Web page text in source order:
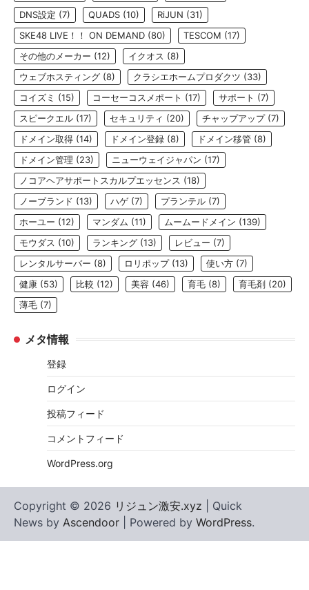
DNS設定 (7) QUADS (10) RiJUN (31)
SKE48 LIVE！！ ON DEMAND (80) TESCOM (17)
その他のメーカー (12) イクオス (8)
ウェブホスティング (8) クラシエホームプロダクツ (33)
コイズミ (15) コーセーコスメポート (17) サポート (7)
スピークエル (17) セキュリティ (20) チャップアップ(7)
ドメイン取得 (14) ドメイン登録 (8) ドメイン移管 (8)
ドメイン管理 (23) ニューウェイジャパン (17)
ノコアヘアサポートスカルプエッセンス (18)
ノーブランド (13) ハゲ (7) プランテル (7)
ホーユー (12) マンダム (11) ムームードメイン (139)
モウダス (10) ランキング (13) レビュー (7)
レンタルサーバー (8) ロリポップ(13) 使い方 (7)
健康 (53) 比較 (12) 美容 (46) 育毛 (8) 育毛剤 (20)
薄毛 (7)
メタ情報
登録
ログイン
投稿フィード
コメントフィード
WordPress.org
Copyright © 2026 リジュン激安.xyz | Quick
News by Ascendoor | Powered by WordPress.